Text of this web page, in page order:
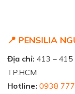
📍 PENSILIA
Địa chỉ: 413 – 415
TP.HCM
Hotline: 0938